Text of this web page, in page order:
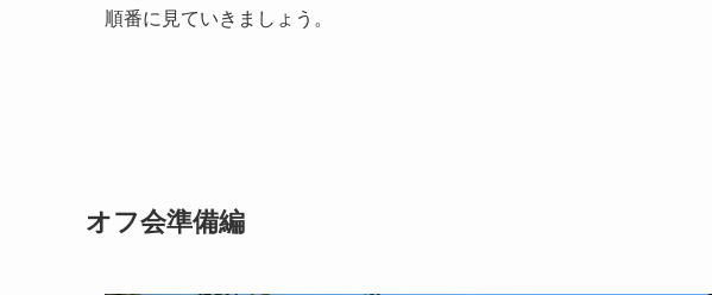
順番に見ていきましょう。
オフ会準備編